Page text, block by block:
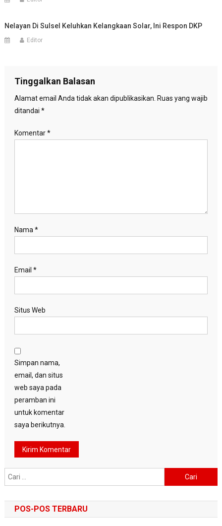
Nelayan Di Sulsel Keluhkan Kelangkaan Solar, Ini Respon DKP
Editor
Tinggalkan Balasan
Alamat email Anda tidak akan dipublikasikan. Ruas yang wajib
ditandai *
Komentar*
Nama*
Email *
Situs Web
Simpan nama,
email, dan situs
web saya pada
peramban ini
untuk komentar
saya berikutnya.
untuk:
POS-POS TERBARU